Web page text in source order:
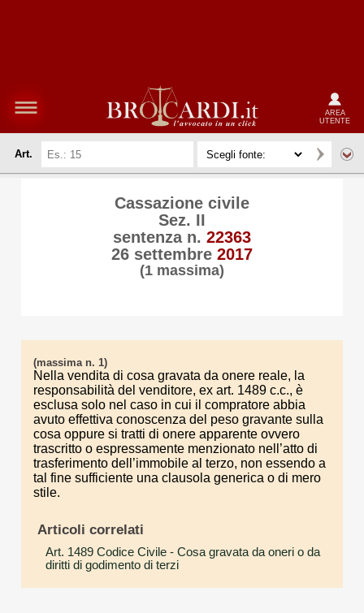
AREA
UTENTE
Art.
Cassazione civile
Sez. II
sentenza n. 22363
26 settembre 2017
(1 massima)
(massima n. 1)
Nella vendita di cosa gravata da onere reale, la
responsabilità del venditore, ex art. 1489 c.c., è
esclusa solo nel caso in cui il compratore abbia
avuto effettiva conoscenza del peso gravante sulla
cosa oppure si tratti di onere apparente ovvero
trascritto o espressamente menzionato nell’atto di
trasferimento dell’immobile al terzo, non essendo a
tal fine sufficiente una clausola generica o di mero
stile.
Articoli correlati
Art. 1489 Codice Civile - Cosa gravata da oneri o da
diritti di godimento di terzi